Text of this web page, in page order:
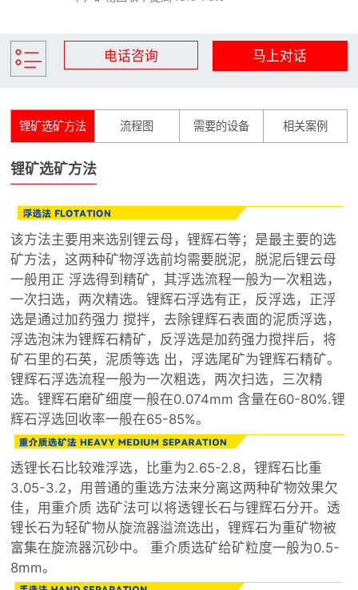
电话咨询 马上对话
锂矿选矿方法 流程图 需要的设备 相关案例
锂矿选矿方法
该方法主要用来选别锂云母，锂辉石等；是最主要的选
矿方法，这两种矿物浮选前均需要脱泥，脱泥后锂云母
一般用正 浮选得到精矿，其浮选流程一般为一次粗选，
一次扫选，两次精选。锂辉石浮选有正，反浮选，正浮
选是通过加药强力 搅拌，去除锂辉石表面的泥质浮选，
浮选泡沫为锂辉石精矿，反浮选是加药强力搅拌后，将
矿石里的石英，泥质等选 出，浮选尾矿为锂辉石精矿。
锂辉石浮选流程一般为一次粗选，两次扫选，三次精
选。锂辉石磨矿细度一般在0.074mm 含量在60-80%.锂
辉石浮选回收率一般在65-85%。
透锂长石比较难浮选，比重为2.65-2.8，锂辉石比重
3.05-3.2，用普通的重选方法来分离这两种矿物效果欠
佳，用重介质 选矿法可以将透锂长石与锂辉石分开。透
锂长石为轻矿物从旋流器溢流选出，锂辉石为重矿物被
富集在旋流器沉砂中。 重介质选矿给矿粒度一般为0.5-
8mm。